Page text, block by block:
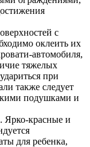
с
оклеить их
автомобиля,
тяжелых
при
также следует
подушками и
Ярко-красные и
для ребенка,